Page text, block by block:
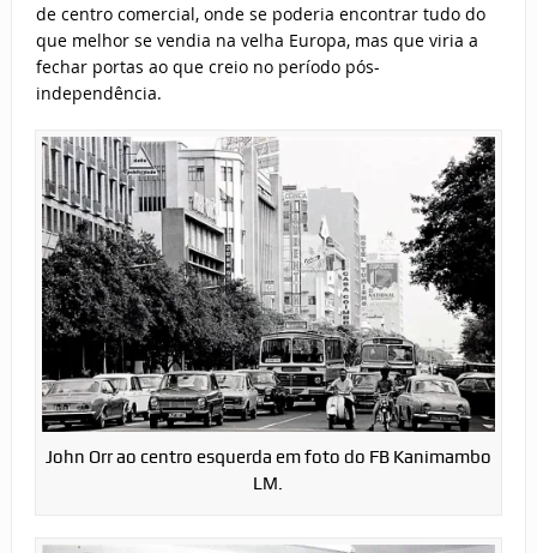
de centro comercial, onde se poderia encontrar tudo do
que melhor se vendia na velha Europa, mas que viria a
fechar portas ao que creio no período pós-
independência.
John Orr ao centro esquerda em foto do FB Kanimambo
LM.